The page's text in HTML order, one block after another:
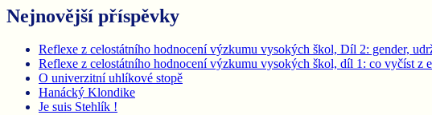
Nejnovější příspěvky
Reflexe z celostátního hodnocení výzkumu vysokých škol, Díl 2: gender,
Reflexe z celostátního hodnocení výzkumu vysokých škol, díl 1: co vyčíst z
O univerzitní uhlíkové stopě
Hanácký Klondike
Je suis Stehlík !